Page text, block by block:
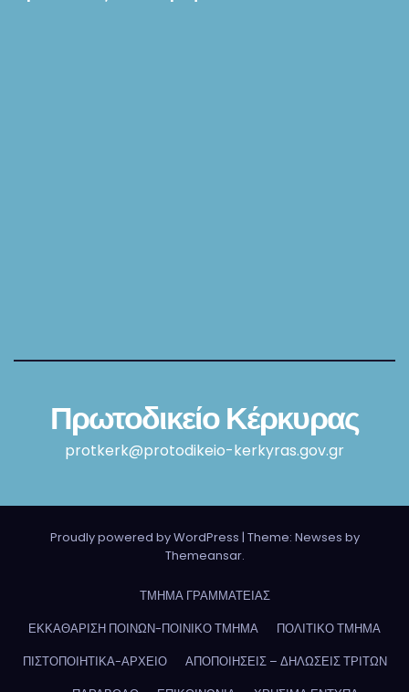
Πρωτοδικείο Κέρκυρας
protkerk@protodikeio-kerkyras.gov.gr
Proudly powered by WordPress | Theme: Newses by
Themeansar.
ΤΜΗΜΑ ΓΡΑΜΜΑΤΕΙΑΣ
ΕΚΚΑΘΑΡΙΣΗ ΠΟΙΝΩΝ-ΠΟΙΝΙΚΟ ΤΜΗΜΑ
ΠΟΛΙΤΙΚΟ ΤΜΗΜΑ
ΠΙΣΤΟΠΟΙΗΤΙΚΑ-ΑΡΧΕΙΟ
ΑΠΟΠΟΙΗΣΕΙΣ – ΔΗΛΩΣΕΙΣ ΤΡΙΤΩΝ